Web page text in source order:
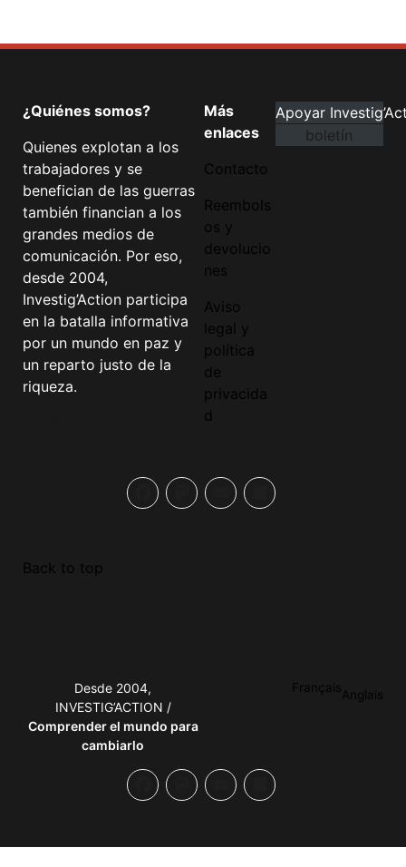
¿Quiénes somos?
Quienes explotan a los
trabajadores y se
benefician de las guerras
también financian a los
grandes medios de
comunicación. Por eso,
desde 2004,
Investig’Action participa
en la batalla informativa
por un mundo en paz y
un reparto justo de la
riqueza.
Más
enlaces
Contacto
Reembols
os y
devolucio
nes
Aviso
legal y
política
de
privacida
d
Apoyar
boletín
Back to top
Desde 2004,
INVESTIG’ACTION /
Comprender el mundo para
cambiarlo
FrançaisAnglais